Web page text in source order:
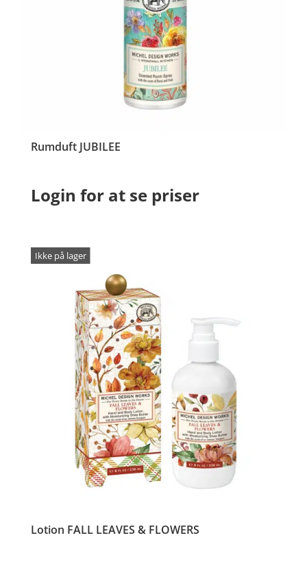
Rumduft JUBILEE
Login for at se priser
Ikke på lager
Lotion FALL LEAVES & FLOWERS